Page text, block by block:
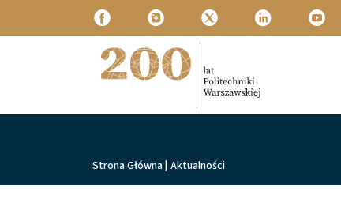
Przejdź do treści
Ścieżka nawigacyjna
Strona Główna Aktualności